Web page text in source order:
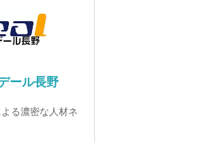
ール長野
る濃密な人材ネ